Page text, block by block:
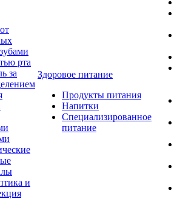
рта
за
и
Здоровое питание
Продукты питания
Напитки
Специализированное
питание